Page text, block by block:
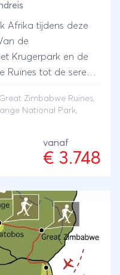
Afrika tijdens deze
de
Krugerpark en de
Ruïnes tot de serene
Geniet van
tijdens een Chobe
Park. Deze reis
cultuur, met
Perfect voor
een authentieke
Zimbabwe Ruïnes,
National Park,
vanaf
€ 3.748